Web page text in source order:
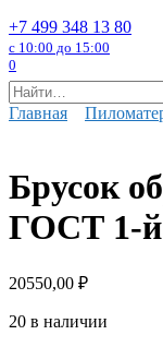
+7 499 348 13 80
с 10:00 до 15:00
0
Search
for:
Главная
Брусок
ГОСТ 1-й
20550,00 ₽
20 в наличии